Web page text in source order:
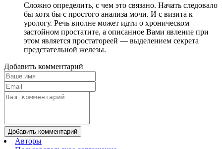
Сложно определить, с чем это связано. Начать следовало
бы хотя бы с простого анализа мочи. И с визита к
урологу. Речь вполне может идти о хроническом
застойном простатите, а описанное Вами явление при
этом является простатореей — выделением секрета
предстательной железы.
Добавить комментарий
Добавить комментарий
Авторы